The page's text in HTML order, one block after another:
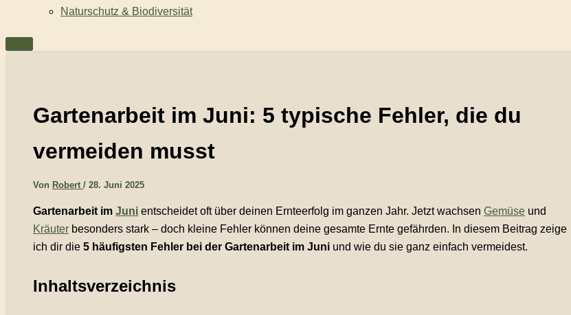
Naturschutz & Biodiversität
Gartenarbeit im Juni: 5 typische Fehler, die du
vermeiden musst
Von Robert / 28. Juni 2025
Gartenarbeit im Juni entscheidet oft über deinen Ernteerfolg im ganzen Jahr. Jetzt wachsen Gemüse und
Kräuter besonders stark – doch kleine Fehler können deine gesamte Ernte gefährden. In diesem Beitrag zeige
ich dir die 5 häufigsten Fehler bei der Gartenarbeit im Juni und wie du sie ganz einfach vermeidest.
Inhaltsverzeichnis